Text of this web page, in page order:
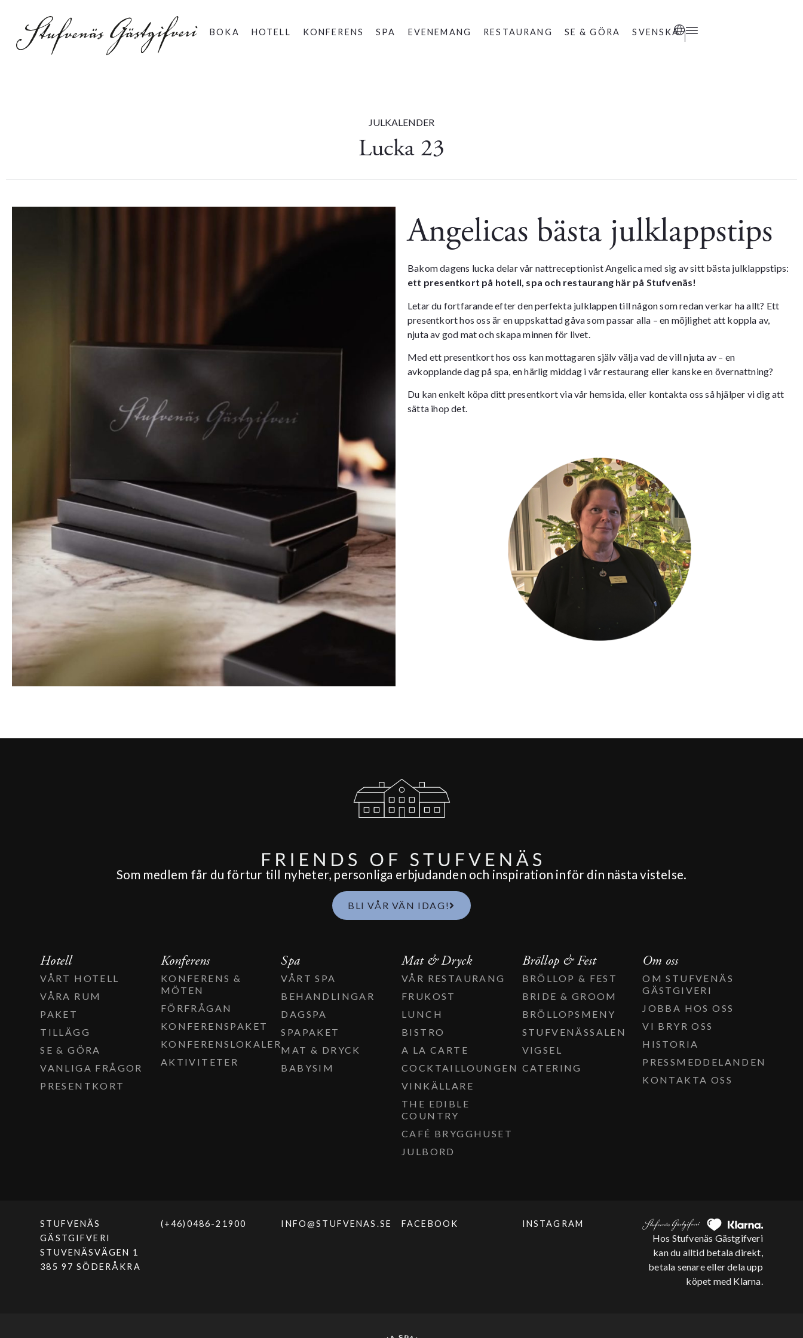
BOKA HOTELL KONFERENS SPA EVENEMANG RESTAURANG SE & GÖRA SVENSKA
JULKALENDER
Lucka 23
Angelicas bästa julklappstips
Bakom dagens lucka delar vår nattreceptionist Angelica med sig av sitt bästa julklappstips:
ett presentkort på hotell, spa och restaurang här på Stufvenäs!
Letar du fortfarande efter den perfekta julklappen till någon som redan verkar ha allt? Ett
presentkort hos oss är en uppskattad gåva som passar alla – en möjlighet att koppla av,
njuta av god mat och skapa minnen för livet.
Med ett presentkort hos oss kan mottagaren själv välja vad de vill njuta av – en
avkopplande dag på spa, en härlig middag i vår restaurang eller kanske en övernattning?
Du kan enkelt köpa ditt presentkort via vår hemsida, eller kontakta oss så hjälper vi dig att
sätta ihop det.
Som medlem får du förtur till nyheter, personliga erbjudanden och inspiration inför din nästa vistelse.
BLI VÅR VÄN IDAG!
Hotell
VÅRT HOTELL
VÅRA RUM
PAKET
TILLÄGG
SE & GÖRA
VANLIGA FRÅGOR
PRESENTKORT
Konferens
KONFERENS &
MÖTEN
FÖRFRÅGAN
KONFERENSPAKET
KONFERENSLOKALER
AKTIVITETER
Spa
VÅRT SPA
BEHANDLINGAR
DAGSPA
SPAPAKET
MAT & DRYCK
BABYSIM
Mat & Dryck
VÅR RESTAURANG
FRUKOST
LUNCH
BISTRO
A LA CARTE
COCKTAILLOUNGEN
VINKÄLLARE
THE EDIBLE
COUNTRY
CAFÉ BRYGGHUSET
JULBORD
Bröllop & Fest
BRÖLLOP & FEST
BRIDE & GROOM
BRÖLLOPSMENY
STUFVENÄSSALEN
VIGSEL
CATERING
Om oss
OM STUFVENÄS
GÄSTGIVERI
JOBBA HOS OSS
VI BRYR OSS
HISTORIA
PRESSMEDDELANDEN
KONTAKTA OSS
STUFVENÄS
GÄSTGIFVERI
STUVENÄSVÄGEN 1
385 97 SÖDERÅKRA
(+46)0486-21900 INFO@STUFVENAS.SE FACEBOOK INSTAGRAM
Hos Stufvenäs Gästgifveri
kan du alltid betala direkt,
betala senare eller dela upp
köpet med Klarna.